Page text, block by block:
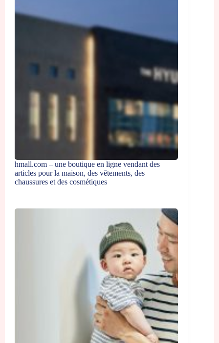
hmall.com – une boutique en ligne vendant des
articles pour la maison, des vêtements, des
chaussures et des cosmétiques